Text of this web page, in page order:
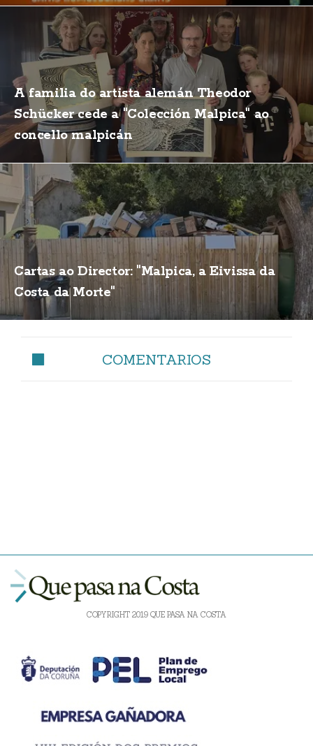
A familia do artista alemán Theodor
Schücker cede a "Colección Malpica" ao
concello malpicán
Cartas ao Director: "Malpica, a Eivissa da
Costa da Morte"
COMENTARIOS
COPYRIGHT 2019 QUE PASA NA COSTA